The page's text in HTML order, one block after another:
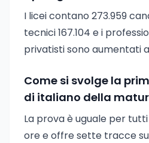
I licei contano 273.959
tecnici 167.104 e i
privatisti sono aumentati a
Come si svolge la
di italiano della
La prova è uguale per tutti
ore e offre sette tracce